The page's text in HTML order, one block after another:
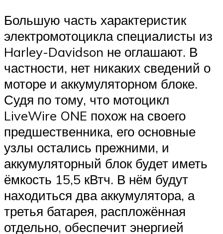
Большую часть характеристик
электромотоцикла специалисты из
Harley-Davidson не оглашают. В
частности, нет никаких сведений о
моторе и аккумуляторном блоке.
Судя по тому, что мотоцикл
LiveWire ONE похож на своего
предшественника, его основные
узлы остались прежними, и
аккумуляторный блок будет иметь
ёмкость 15,5 кВтч. В нём будут
находиться два аккумулятора, а
третья батарея, распложённая
отдельно, обеспечит энергией